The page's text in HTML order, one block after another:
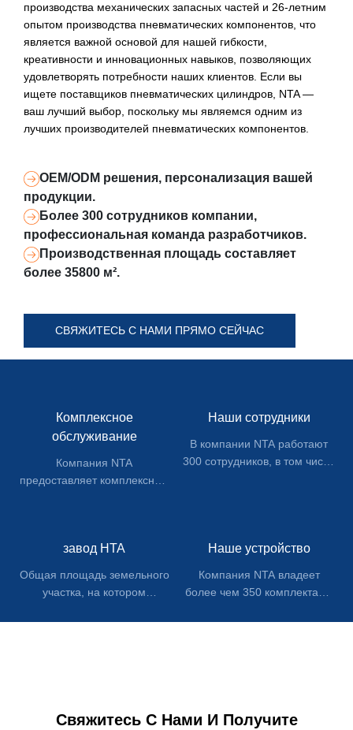
производства механических запасных частей и 26-летним
опытом производства пневматических компонентов, что
является важной основой для нашей гибкости,
креативности и инновационных навыков, позволяющих
удовлетворять потребности наших клиентов. Если вы
ищете поставщиков пневматических цилиндров, NTA —
ваш лучший выбор, поскольку мы являемся одним из
лучших производителей пневматических компонентов.
OEM/ODM решения, персонализация вашей
продукции.
Более 300 сотрудников компании,
профессиональная команда разработчиков.
Производственная площадь составляет
более 35800 м².
СВЯЖИТЕСЬ С НАМИ ПРЯМО СЕЙЧАС
Комплексное
обслуживание
Компания NTA
предоставляет комплексные
послепродажное
Наши сотрудники
В компании NTA работают
300 сотрудников, в том числе
завод НТА
Общая площадь земельного
участка, на котором
Наше устройство
Компания NTA владеет
более чем 350 комплектами
Свяжитесь С Нами И Получите